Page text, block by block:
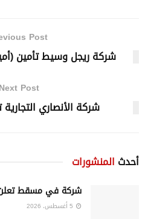
Post
شركة ريجل وسيط تأمين
Next Post
شركة الأنصاري
أحدث المنشورات
شركة في مسقط